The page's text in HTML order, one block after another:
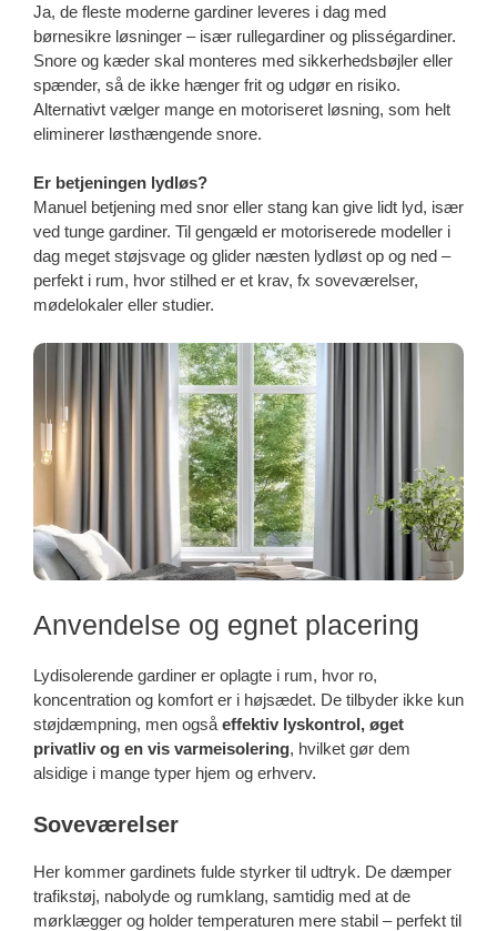
Ja, de fleste moderne gardiner leveres i dag med
børnesikre løsninger – især rullegardiner og plisségardiner.
Snore og kæder skal monteres med sikkerhedsbøjler eller
spænder, så de ikke hænger frit og udgør en risiko.
Alternativt vælger mange en motoriseret løsning, som helt
eliminerer løsthængende snore.
Er betjeningen lydløs?
Manuel betjening med snor eller stang kan give lidt lyd, især
ved tunge gardiner. Til gengæld er motoriserede modeller i
dag meget støjsvage og glider næsten lydløst op og ned –
perfekt i rum, hvor stilhed er et krav, fx soveværelser,
mødelokaler eller studier.
Anvendelse og egnet placering
Lydisolerende gardiner er oplagte i rum, hvor ro,
koncentration og komfort er i højsædet. De tilbyder ikke kun
støjdæmpning, men også effektiv lyskontrol, øget
privatliv og en vis varmeisolering, hvilket gør dem
alsidige i mange typer hjem og erhverv.
Soveværelser
Her kommer gardinets fulde styrker til udtryk. De dæmper
trafikstøj, nabolyde og rumklang, samtidig med at de
mørklægger og holder temperaturen mere stabil – perfekt til